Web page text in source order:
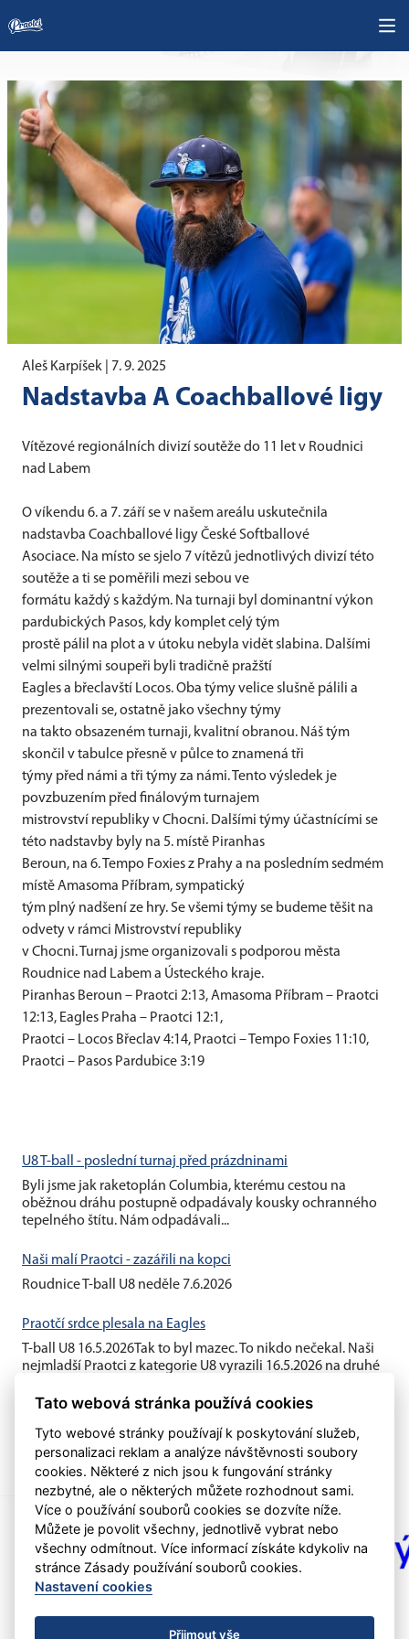
Aleš Karpíšek | 7. 9. 2025
Nadstavba A Coachballové ligy
Vítězové regionálních divizí soutěže do 11 let v Roudnici
nad Labem
O víkendu 6. a 7. září se v našem areálu uskutečnila
nadstavba Coachballové ligy České Softballové
Asociace. Na místo se sjelo 7 vítězů jednotlivých divizí této
soutěže a ti se poměřili mezi sebou ve
formátu každý s každým. Na turnaji byl dominantní výkon
pardubických Pasos, kdy komplet celý tým
prostě pálil na plot a v útoku nebyla vidět slabina. Dalšími
velmi silnými soupeři byli tradičně pražští
Eagles a břeclavští Locos. Oba týmy velice slušně pálili a
prezentovali se, ostatně jako všechny týmy
na takto obsazeném turnaji, kvalitní obranou. Náš tým
skončil v tabulce přesně v půlce to znamená tři
týmy před námi a tři týmy za námi. Tento výsledek je
povzbuzením před finálovým turnajem
mistrovství republiky v Chocni. Dalšími týmy účastnícími se
této nadstavby byly na 5. místě Piranhas
Beroun, na 6. Tempo Foxies z Prahy a na posledním sedmém
místě Amasoma Příbram, sympatický
tým plný nadšení ze hry. Se všemi týmy se budeme těšit na
odvety v rámci Mistrovství republiky
v Chocni. Turnaj jsme organizovali s podporou města
Roudnice nad Labem a Ústeckého kraje.
Piranhas Beroun – Praotci 2:13, Amasoma Příbram – Praotci
12:13, Eagles Praha – Praotci 12:1,
Praotci – Locos Břeclav 4:14, Praotci – Tempo Foxies 11:10,
Praotci – Pasos Pardubice 3:19
U8 T-ball - poslední turnaj před prázdninami
Byli jsme jak raketoplán Columbia, kterému cestou na
oběžnou dráhu postupně odpadávaly kousky ochranného
tepelného štítu. Nám odpadávali...
Naši malí Praotci - zazářili na kopci
Roudnice T-ball U8 neděle 7.6.2026
Praotčí srdce plesala na Eagles
T-ball U8 16.5.2026Tak to byl mazec. To nikdo nečekal. Naši
nejmladší Praotci z kategorie U8 vyrazili 16.5.2026 na druhé
Tato webová stránka používá cookies
Tyto webové stránky používají k poskytování služeb,
personalizaci reklam a analýze návštěvnosti soubory
cookies. Některé z nich jsou k fungování stránky
nezbytné, ale o některých můžete rozhodnout sami.
Více o používání souborů cookies se dozvíte níže.
Můžete je povolit všechny, jednotlivě vybrat nebo
všechny odmítnout. Více informací získáte kdykoliv na
stránce Zásady používání souborů cookies.
Nastavení cookies
Přijmout vše